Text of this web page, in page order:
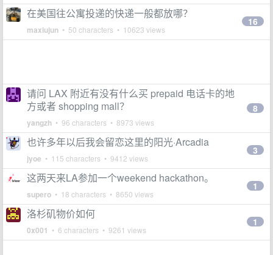
在美国往公寓投递的快递一般都放哪？
maxiujun • 50 characters • 10623 views
16
请问 LAX 附近有没有什么买 prepaid 电话卡的地
方或者 shopping mall？
yangzh • 96 characters • 8973 views
8
也许多年以后我会留恋这里的阳光·Arcadia
jyoe • 115 characters • 9412 views
3
这两天来LA参加一个weekend hackathon。
supero • 18 characters • 8650 views
1
洛杉矶物价如何
0x001 • 6 characters • 9261 views
1